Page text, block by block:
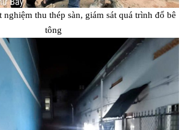
thu thép sàn, giám sát quá trình đổ bê
tông